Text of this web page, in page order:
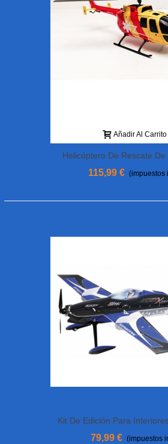
Añadir Al Carrito
Helicóptero De Rescate De
MHDFLY C400
115,99 € (impuestos
Kit De Edición Para
4D MULTIPLEX De
79,99 € (impuestos